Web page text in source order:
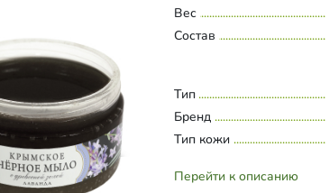
Вес
Состав
Тип
Бренд
Тип кожи
Перейти к описанию